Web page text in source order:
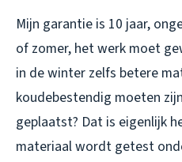
Mijn garantie is 10 jaar,
of zomer, het werk moet
in de winter zelfs betere
koudebestendig moeten
geplaatst? Dat is eigenlijk
materiaal wordt getest